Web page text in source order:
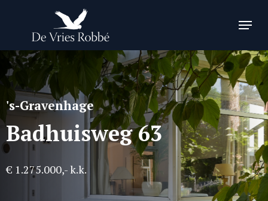
content
Menu
's-Gravenhage
Badhuisweg 63
€ 1.275.000,- k.k.
Menu